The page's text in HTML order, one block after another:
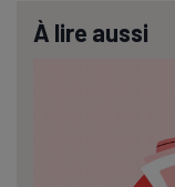
À lire aussi